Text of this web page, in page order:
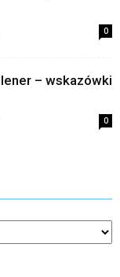
0
– wskazówki
0